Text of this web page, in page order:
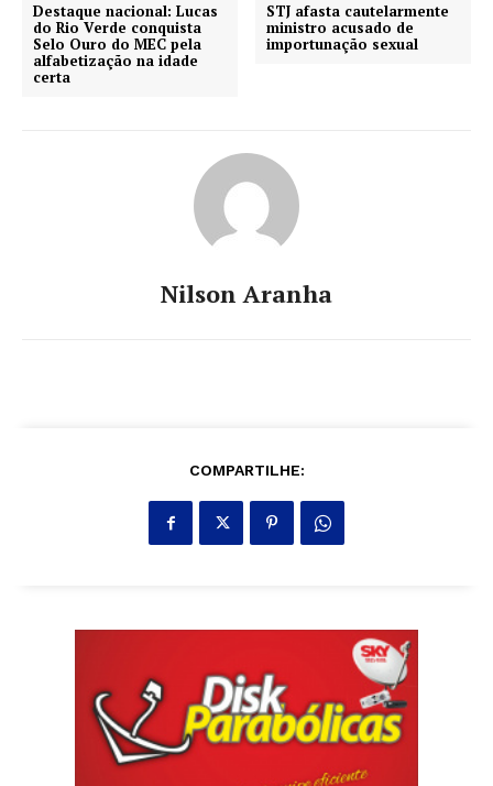
Destaque nacional: Lucas
do Rio Verde conquista
Selo Ouro do MEC pela
alfabetização na idade
certa
STJ afasta cautelarmente
ministro acusado de
importunação sexual
Nilson Aranha
COMPARTILHE: